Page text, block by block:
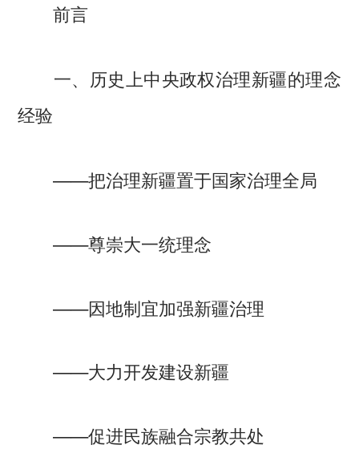
前言
一、历史上中央政权治理新疆的理念
经验
——把治理新疆置于国家治理全局
——尊崇大一统理念
——因地制宜加强新疆治理
——大力开发建设新疆
——促进民族融合宗教共处